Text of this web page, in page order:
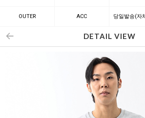
OUTER ACC 당일발송(자
DETAIL VIEW